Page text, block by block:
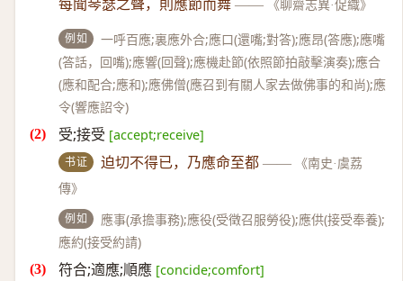
每聞琴瑟之聲，則應節而舞 —— 《聊齋志異·促織》
例如
一呼百應;裏應外合;應口(還嘴;對答);應昂(答應);應嘴
(答話，回嘴);應響(回聲);應機赴節(依照節拍敲擊演奏);應合
(應和配合;應和);應佛僧(應召到有關人家去做佛事的和尚);應
令(響應詔令)
受;接受 [accept;receive]
书证 迫切不得已，乃應命至都 ——
《南史·虞荔
傳》
例如
應事(承擔事務);應役(受徵召服勞役);應供(接受奉養);
應約(接受約請)
符合;適應;順應 [concide;comfort]